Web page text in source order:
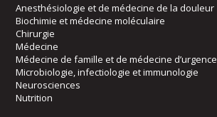
Anesthésiologie et de médecine de la douleur
Biochimie et médecine moléculaire
Chirurgie
Médecine
Médecine de famille et de médecine d’urgence
Microbiologie, infectiologie et immunologie
Neurosciences
Nutrition